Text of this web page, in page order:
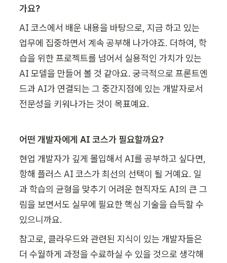
가요?
AI 코스에서 배운 내용을 바탕으로, 지금 하고 있는
업무에 집중하면서 계속 공부해 나가야죠. 더하여, 학
습을 위한 프로젝트를 넘어서 실용적인 가치가 있는
AI 모델을 만들어 볼 것 같아요. 궁극적으로 프론트엔
드과 AI가 연결되는 그 중간지점에 있는 개발자로서
전문성을 키워나가는 것이 목표예요.
어떤 개발자에게 AI 코스가 필요할까요?
현업 개발자가 깊게 몰입해서 AI를 공부하고 싶다면,
항해 플러스 AI 코스가 최선의 선택이 될 거예요. 일
과 학습의 균형을 맞추기 어려운 현직자도 AI의 큰 그
림을 보면서도 실무에 필요한 핵심 기술을 습득할 수
있으니까요.
참고로, 클라우드와 관련된 지식이 있는 개발자들은
더 수월하게 과정을 수료하실 수 있을 것으로 생각해